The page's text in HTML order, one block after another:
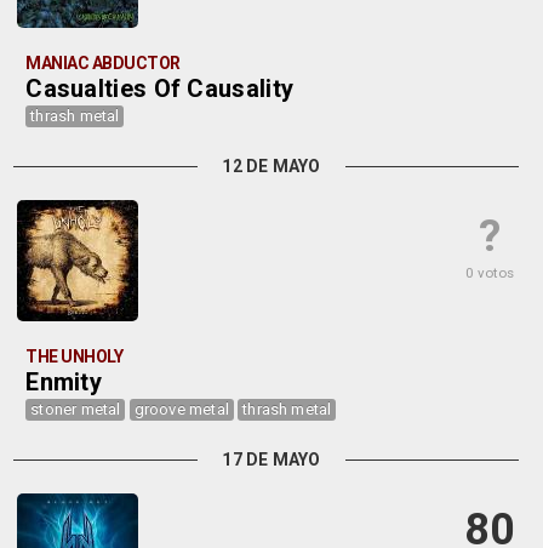
MANIAC ABDUCTOR
Casualties Of Causality
thrash metal
12 DE MAYO
?
0 votos
THE UNHOLY
Enmity
stoner metal groove metal thrash metal
17 DE MAYO
80